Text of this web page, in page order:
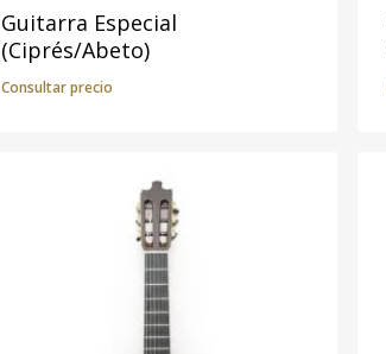
Guitarra Especial
(Ciprés/Abeto)
Consultar precio